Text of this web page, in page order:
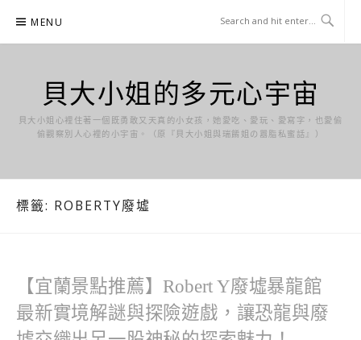
content
MENU
貝大小姐的多元心宇宙
貝大小姐心裡住著一個既勇敢又天真的小女孩，她愛吃、愛玩、愛寫字，也愛偷
偷觀察別人心裡的小宇宙。（原『貝大小姐與瑞餚姐の囂脂私蜜話』）
標籤: ROBERTY廢墟
【宜蘭景點推薦】Robert Y廢墟暴龍館
最新實境解謎與探險遊戲，讓恐龍與廢